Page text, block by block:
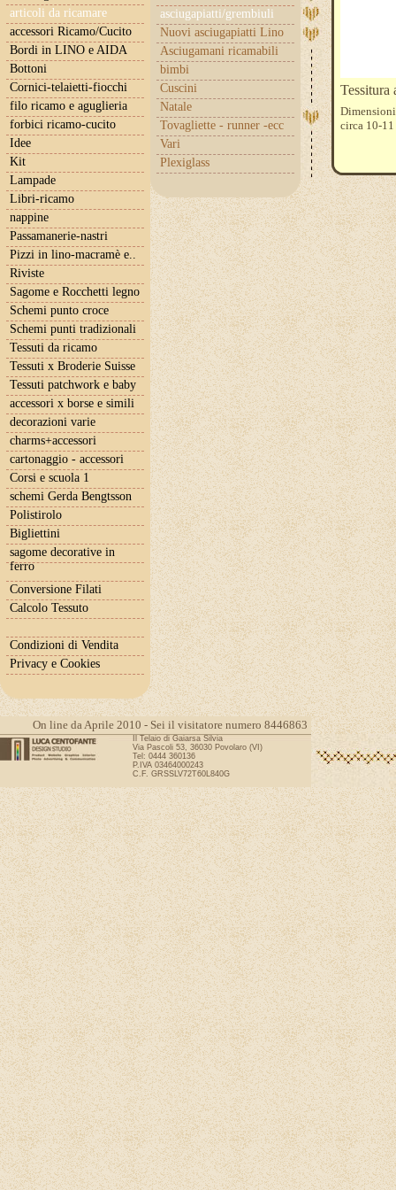
articoli da ricamare
asciugapiatti/grembiuli
Nuovi asciugapiatti Lino
Asciugamani ricamabili
bimbi
Cuscini
Natale
Tovagliette - runner -ecc
Vari
Plexiglass
accessori Ricamo/Cucito
Bordi in LINO e AIDA
Bottoni
Cornici-telaietti-fiocchi
filo ricamo e aguglieria
forbici ricamo-cucito
Idee
Kit
Lampade
Libri-ricamo
nappine
Passamanerie-nastri
Pizzi in lino-macramè e..
Riviste
Sagome e Rocchetti legno
Schemi punto croce
Schemi punti tradizionali
Tessuti da ricamo
Tessuti x Broderie Suisse
Tessuti patchwork e baby
accessori x borse e simili
decorazioni varie
charms+accessori
cartonaggio - accessori
Corsi e scuola 1
schemi Gerda Bengtsson
Polistirolo
Bigliettini
sagome decorative in
ferro
Conversione Filati
Calcolo Tessuto
Condizioni di Vendita
Privacy e Cookies
Tessitura
circa 10-11
On line da Aprile 2010 - Sei il visitatore numero 8446863
Il Telaio di Gaiarsa Silvia
Via Pascoli 53, 36030 Povolaro (VI)
Tel: 0444 360136
P.IVA 03464000243
C.F. GRSSLV72T60L840G